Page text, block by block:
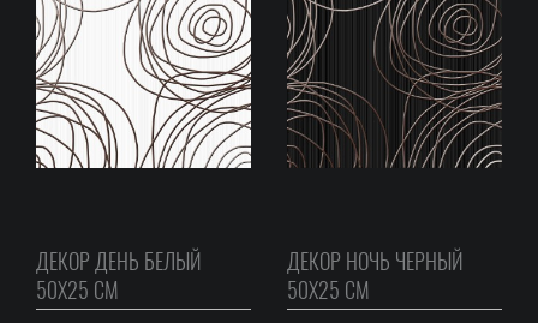
ДЕКОР ДЕНЬ БЕЛЫЙ
50Х25 СМ
ДЕКОР НОЧЬ ЧЕРНЫЙ
50Х25 СМ